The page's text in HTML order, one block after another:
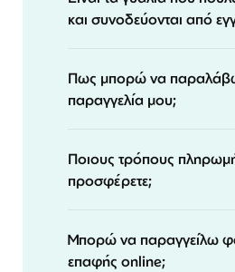
και συνοδεύονται από
Πως μπορώ να
παραγγελία μου;
Ποιους τρόπους
προσφέρετε;
Μπορώ να παραγγείλω
επαφής online;